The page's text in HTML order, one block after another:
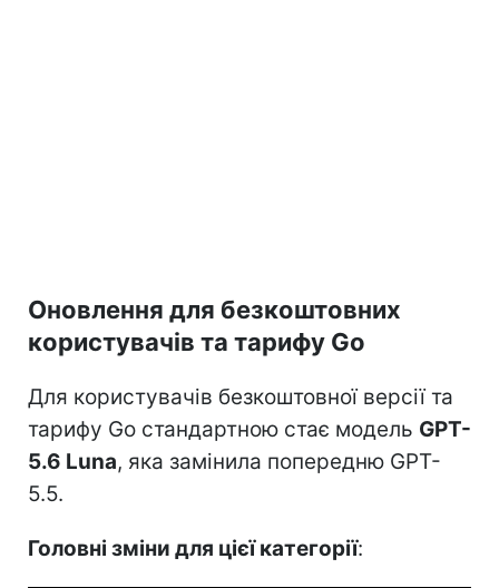
Оновлення для безкоштовних
користувачів та тарифу Go
Для користувачів безкоштовної версії та
тарифу Go стандартною стає модель GPT-
5.6 Luna, яка замінила попередню GPT-
5.5.
Головні зміни для цієї категорії: